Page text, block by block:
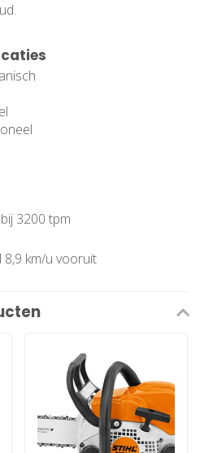
3200 tpm
8,9 km/u vooruit